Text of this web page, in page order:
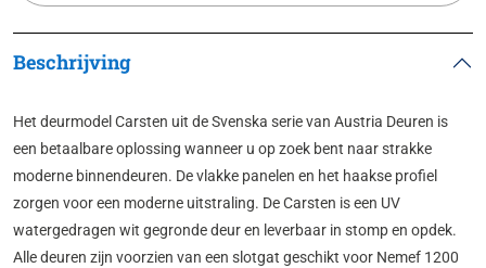
Beschrijving
Het deurmodel Carsten uit de Svenska serie van Austria Deuren is
een betaalbare oplossing wanneer u op zoek bent naar strakke
moderne binnendeuren. De vlakke panelen en het haakse profiel
zorgen voor een moderne uitstraling. De Carsten is een UV
watergedragen wit gegronde deur en leverbaar in stomp en opdek.
Alle deuren zijn voorzien van een slotgat geschikt voor Nemef 1200